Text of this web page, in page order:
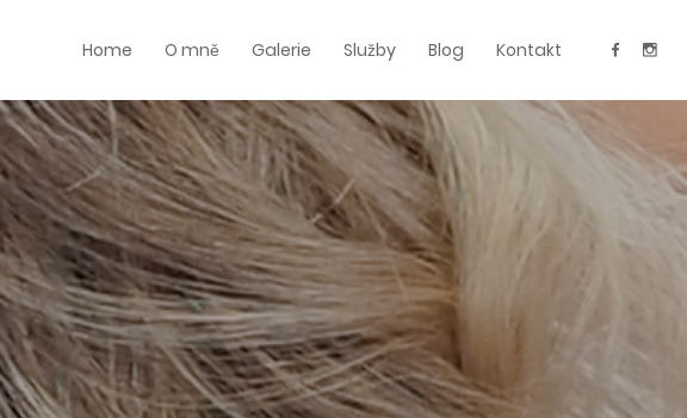
Home O mně Galerie Služby Blog Kontakt